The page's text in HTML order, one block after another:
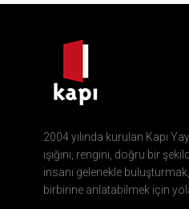
2004 yılında kurulan Kapı
ışığını, rengini, doğru bir
insanı gelenekle
birbirine anlatabilmek için yola